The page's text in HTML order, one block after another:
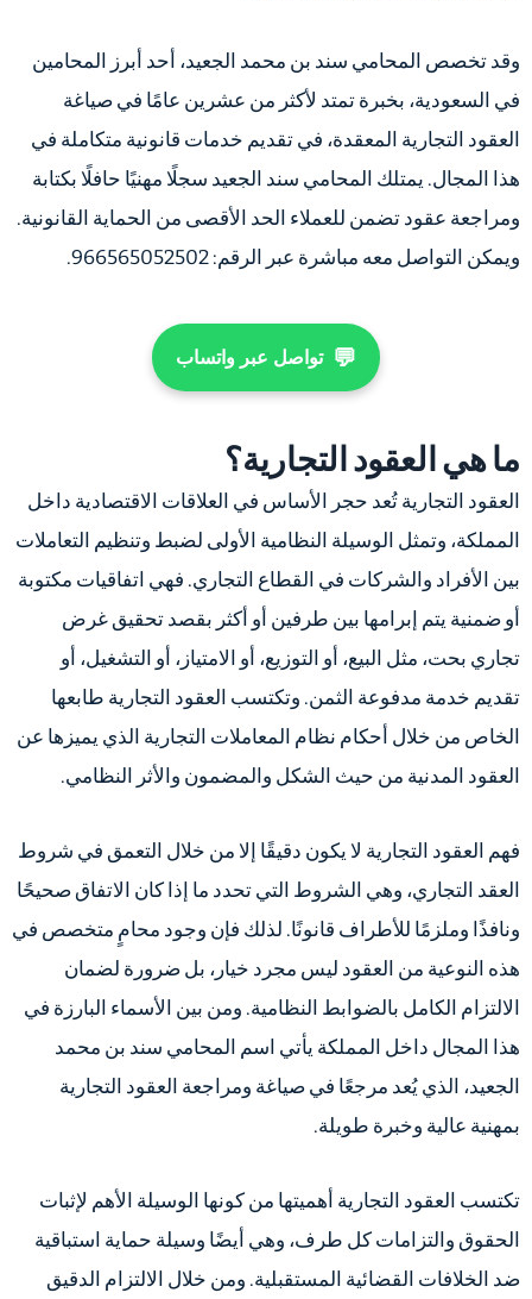
وقد تخصص المحامي سند بن محمد الجعيد، أحد أبرز المحامين
في السعودية، بخبرة تمتد لأكثر من عشرين عامًا في صياغة
العقود التجارية المعقدة، في تقديم خدمات قانونية متكاملة في
هذا المجال. يمتلك المحامي سند الجعيد سجلًا مهنيًا حافلًا بكتابة
ومراجعة عقود تضمن للعملاء الحد الأقصى من الحماية القانونية.
ويمكن التواصل معه مباشرة عبر الرقم: 966565052502.
💬 تواصل عبر واتساب
ما هي العقود التجارية؟
العقود التجارية تُعد حجر الأساس في العلاقات الاقتصادية داخل
المملكة، وتمثل الوسيلة النظامية الأولى لضبط وتنظيم التعاملات
بين الأفراد والشركات في القطاع التجاري. فهي اتفاقيات مكتوبة
أو ضمنية يتم إبرامها بين طرفين أو أكثر بقصد تحقيق غرض
تجاري بحت، مثل البيع، أو التوزيع، أو الامتياز، أو التشغيل، أو
تقديم خدمة مدفوعة الثمن. وتكتسب العقود التجارية طابعها
الخاص من خلال أحكام نظام المعاملات التجارية الذي يميزها عن
العقود المدنية من حيث الشكل والمضمون والأثر النظامي.
فهم العقود التجارية لا يكون دقيقًا إلا من خلال التعمق في شروط
العقد التجاري، وهي الشروط التي تحدد ما إذا كان الاتفاق صحيحًا
ونافذًا وملزمًا للأطراف قانونًا. لذلك فإن وجود محامٍ متخصص في
هذه النوعية من العقود ليس مجرد خيار، بل ضرورة لضمان
الالتزام الكامل بالضوابط النظامية. ومن بين الأسماء البارزة في
هذا المجال داخل المملكة يأتي اسم المحامي سند بن محمد
الجعيد، الذي يُعد مرجعًا في صياغة ومراجعة العقود التجارية
بمهنية عالية وخبرة طويلة.
تكتسب العقود التجارية أهميتها من كونها الوسيلة الأهم لإثبات
الحقوق والتزامات كل طرف، وهي أيضًا وسيلة حماية استباقية
ضد الخلافات القضائية المستقبلية. ومن خلال الالتزام الدقيق